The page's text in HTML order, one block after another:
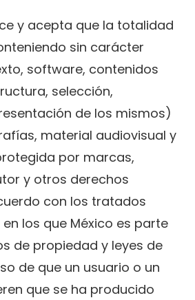
y acepta que la totalidad
sin carácter
software, contenidos
selección,
de los mismos)
material audiovisual y
por marcas,
y otros derechos
con los tratados
los que México es parte
de propiedad y leyes de
de que un usuario o un
que se ha producido